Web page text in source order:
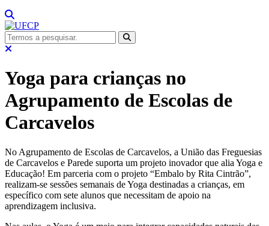
Yoga para crianças no
Agrupamento de Escolas de
Carcavelos
No Agrupamento de Escolas de Carcavelos, a União das Freguesias
de Carcavelos e Parede suporta um projeto inovador que alia Yoga e
Educação! Em parceria com o projeto “Embalo by Rita Cintrão”,
realizam-se sessões semanais de Yoga destinadas a crianças, em
específico com sete alunos que necessitam de apoio na
aprendizagem inclusiva.